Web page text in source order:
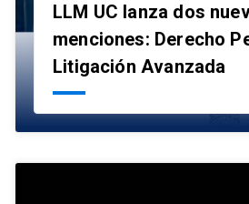
LLM UC lanza dos
menciones: Derecho
Litigación Avanzada